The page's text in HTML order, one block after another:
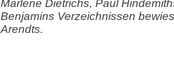
Marlene Dietrichs, Paul
Benjamins Verzeichnissen
Arendts.